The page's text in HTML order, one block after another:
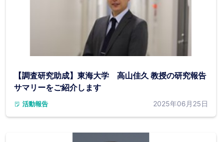
【調査研究助成】東海大学 高山佳久 教授の研究報告
サマリーをご紹介します
活動報告 2025年06月25日